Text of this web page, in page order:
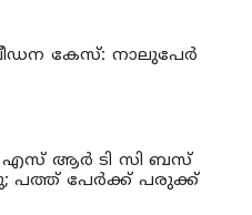
കേസ്: നാലുപേര്‍
ആര്‍ ടി സി ബസ്
പത്ത് പേര്‍ക്ക് പരുക്ക്